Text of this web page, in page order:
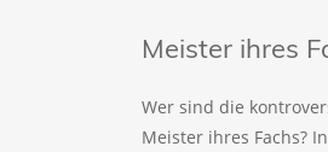
Meister ihres
Wer sind die
Meister ihres Fachs?